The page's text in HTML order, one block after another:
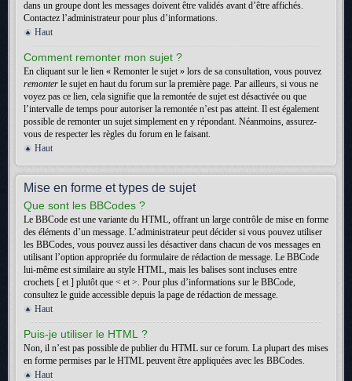
dans un groupe dont les messages doivent être validés avant d’être affichés.
Contactez l’administrateur pour plus d’informations.
Haut
Comment remonter mon sujet ?
En cliquant sur le lien « Remonter le sujet » lors de sa consultation, vous pouvez
remonter le sujet en haut du forum sur la première page. Par ailleurs, si vous ne
voyez pas ce lien, cela signifie que la remontée de sujet est désactivée ou que
l’intervalle de temps pour autoriser la remontée n’est pas atteint. Il est également
possible de remonter un sujet simplement en y répondant. Néanmoins, assurez-
vous de respecter les règles du forum en le faisant.
Haut
Mise en forme et types de sujet
Que sont les BBCodes ?
Le BBCode est une variante du HTML, offrant un large contrôle de mise en forme
des éléments d’un message. L’administrateur peut décider si vous pouvez utiliser
les BBCodes, vous pouvez aussi les désactiver dans chacun de vos messages en
utilisant l’option appropriée du formulaire de rédaction de message. Le BBCode
lui-même est similaire au style HTML, mais les balises sont incluses entre
crochets [ et ] plutôt que < et >. Pour plus d’informations sur le BBCode,
consultez le guide accessible depuis la page de rédaction de message.
Haut
Puis-je utiliser le HTML ?
Non, il n’est pas possible de publier du HTML sur ce forum. La plupart des mises
en forme permises par le HTML peuvent être appliquées avec les BBCodes.
Haut